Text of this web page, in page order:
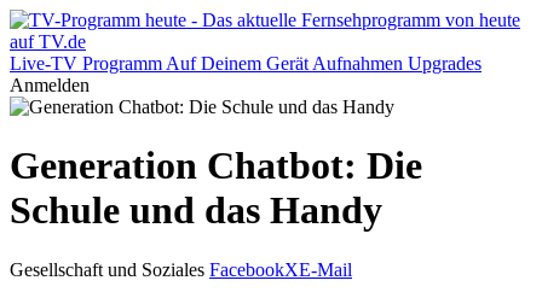
Live-TV Programm Auf Deinem Gerät Aufnahmen Upgrades
Anmelden
Generation Chatbot: Die
Schule und das Handy
Gesellschaft und Soziales FacebookXE-Mail